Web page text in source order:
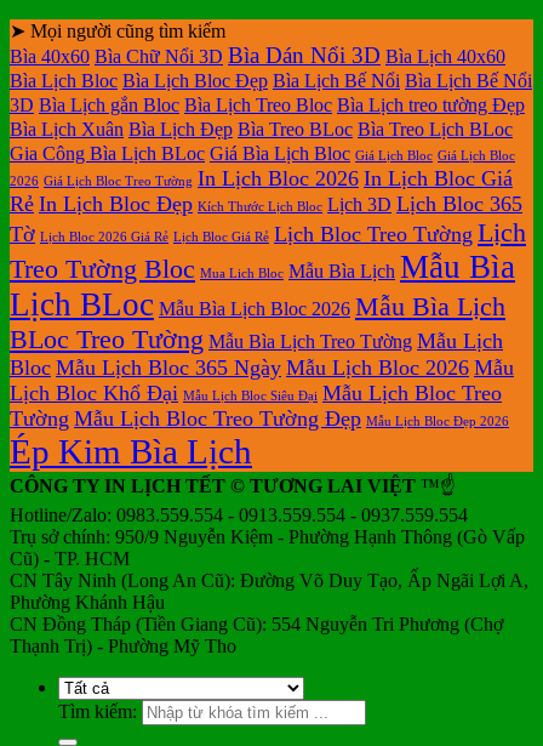
➤ Mọi người cũng tìm kiếm
Bìa 40x60 Bìa Chữ Nổi 3D Bìa Dán Nổi 3D Bìa Lịch 40x60
Bìa Lịch Bloc Bìa Lịch Bloc Đẹp Bìa Lịch Bế Nổi Bìa Lịch Bế Nổi
3D Bìa Lịch gắn Bloc Bìa Lịch Treo Bloc Bìa Lịch treo tường Đẹp
Bìa Lịch Xuân Bìa Lịch Đẹp Bìa Treo BLoc Bìa Treo Lịch BLoc
Gia Công Bìa Lịch BLoc Giá Bìa Lịch Bloc Giá Lịch Bloc Giá Lịch Bloc
2026 Giá Lịch Bloc Treo Tường In Lịch Bloc 2026 In Lịch Bloc Giá
Rẻ In Lịch Bloc Đẹp Kích Thước Lịch Bloc Lịch 3D Lịch Bloc 365
Tờ Lịch Bloc 2026 Giá Rẻ Lịch Bloc Giá Rẻ Lịch Bloc Treo Tường Lịch
Treo Tường Bloc Mua Lich Bloc Mẫu Bìa Lịch Mẫu Bìa
Lịch BLoc Mẫu Bìa Lịch Bloc 2026 Mẫu Bìa Lịch
BLoc Treo Tường Mẫu Bìa Lịch Treo Tường Mẫu Lịch
Bloc Mẫu Lịch Bloc 365 Ngày Mẫu Lịch Bloc 2026 Mẫu
Lịch Bloc Khổ Đại Mẫu Lịch Bloc Siêu Đại Mẫu Lịch Bloc Treo
Tường Mẫu Lịch Bloc Treo Tường Đẹp Mẫu Lịch Bloc Đẹp 2026
Ép Kim Bìa Lịch
CÔNG TY IN LỊCH TẾT © TƯƠNG LAI VIỆT ™☝️
Hotline/Zalo: 0983.559.554 - 0913.559.554 - 0937.559.554
Trụ sở chính: 950/9 Nguyễn Kiệm - Phường Hạnh Thông (Gò Vấp
Cũ) - TP. HCM
CN Tây Ninh (Long An Cũ): Đường Võ Duy Tạo, Ấp Ngãi Lợi A,
Phường Khánh Hậu
CN Đồng Tháp (Tiền Giang Cũ): 554 Nguyễn Tri Phương (Chợ
Thạnh Trị) - Phường Mỹ Tho
Tìm kiếm: